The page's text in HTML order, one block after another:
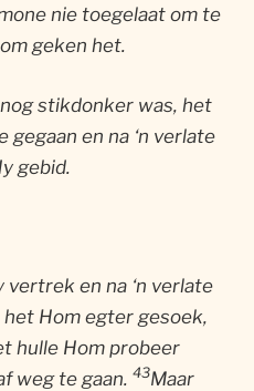
nie toegelaat om te
geken het.
stikdonker was, het
en na ‘n verlate
gebid.
vertrek en na ‘n verlate
het Hom egter gesoek,
hulle Hom probeer
weg te gaan. 43Maar